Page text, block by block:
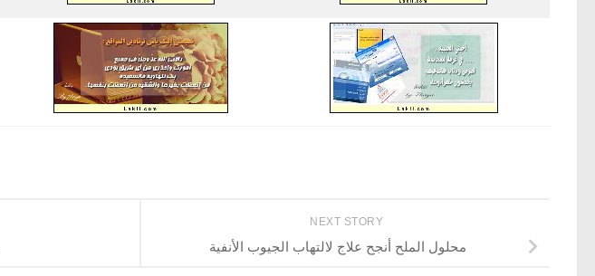
NEXT STORY
محلول الملح أنجح علاج لالتهاب الجيوب الأنفية